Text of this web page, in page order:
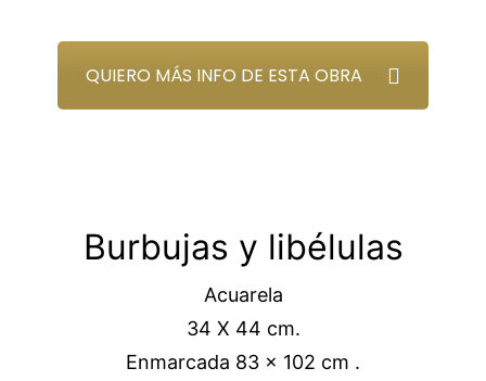
QUIERO MÁS INFO DE ESTA OBRA
Burbujas y libélulas
Acuarela
34 X 44 cm.
Enmarcada 83 x 102 cm .